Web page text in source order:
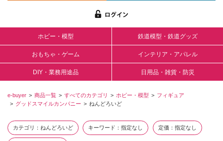
ホビー・模型 鉄道模型・鉄道グッズ
おもちゃ・ゲーム インテリア・アパレル
DIY・業務用途品 日用品・雑貨・防災
e-buyer 商品一覧 すべてのカテゴリ ホビー・模型
フィギュア
グッドスマイルカンパニー
ねんどろいど
カテゴリ ねんどろいど キーワード 指定なし 定価 指定なし